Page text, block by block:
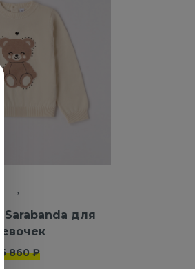
Sarabanda для
5 860 ₽